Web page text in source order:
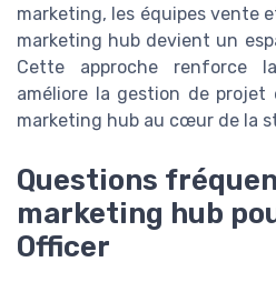
marketing, les équipes vente
marketing hub devient un
Cette approche renforce
améliore la gestion de projet
marketing hub au cœur de la
Questions
marketing hub
Officer